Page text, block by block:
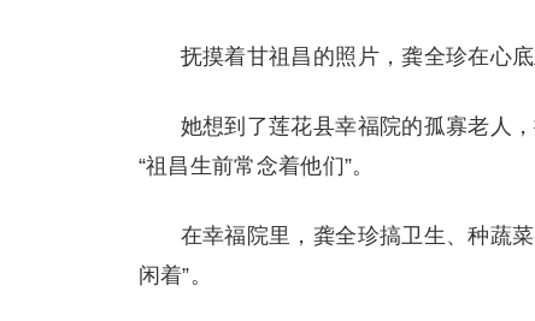
抚摸着甘祖昌的照片，龚全珍在心
她想到了莲花县幸福院的孤寡老人
“祖昌生前常念着他们”。
在幸福院里，龚全珍搞卫生、种蔬
闲着”。